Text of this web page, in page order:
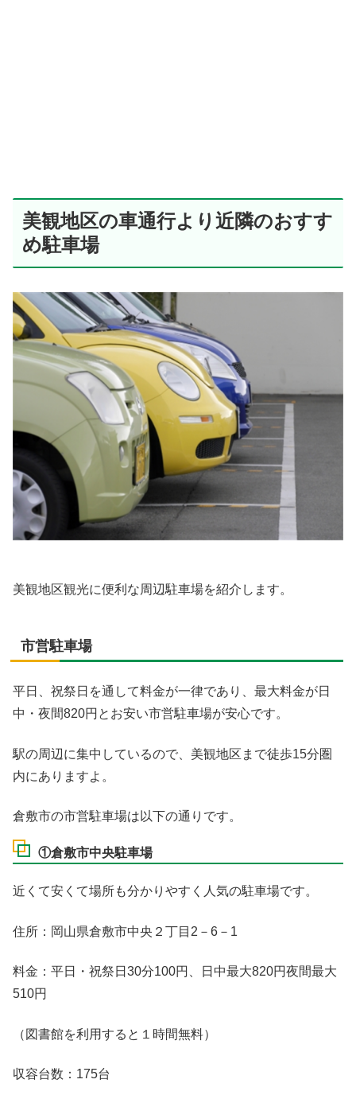
美観地区の車通行より近隣のおすす
め駐車場
美観地区観光に便利な周辺駐車場を紹介します。
市営駐車場
平日、祝祭日を通して料金が一律であり、最大料金が日
中・夜間820円とお安い市営駐車場が安心です。
駅の周辺に集中しているので、美観地区まで徒歩15分圏
内にありますよ。
倉敷市の市営駐車場は以下の通りです。
①倉敷市中央駐車場
近くて安くて場所も分かりやすく人気の駐車場です。
住所：岡山県倉敷市中央２丁目2－6－1
料金：平日・祝祭日30分100円、日中最大820円夜間最大
510円
（図書館を利用すると１時間無料）
収容台数：175台